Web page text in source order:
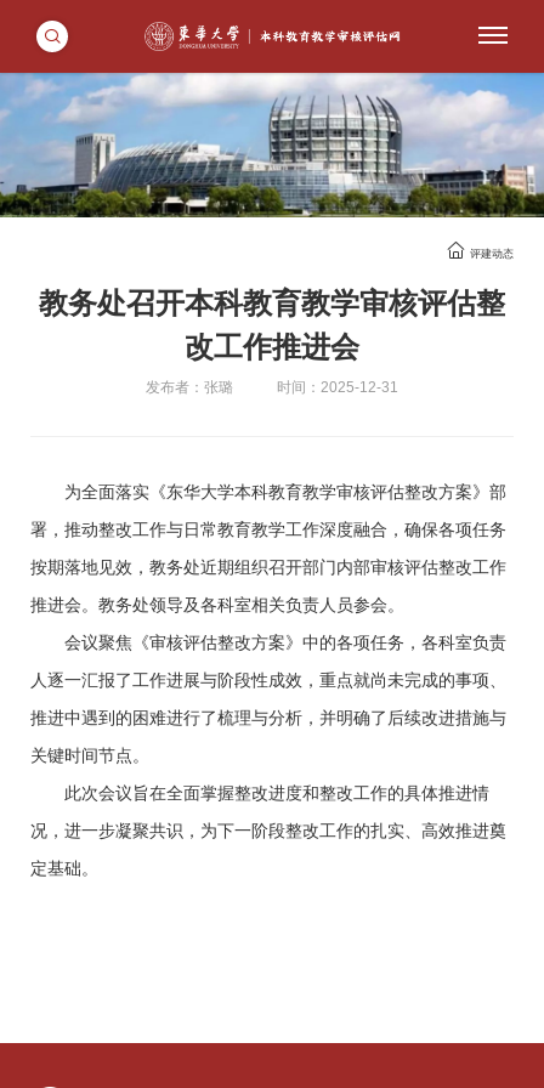
评建动态
教务处召开本科教育教学审核评估整
改工作推进会
发布者：张璐 时间：2025-12-31
为全面落实《东华大学本科教育教学审核评估整改方案》部
署，推动整改工作与日常教育教学工作深度融合，确保各项任务
按期落地见效，教务处近期组织召开部门内部审核评估整改工作
推进会。教务处领导及各科室相关负责人员参会。
会议聚焦《审核评估整改方案》中的各项任务，各科室负责
人逐一汇报了工作进展与阶段性成效，重点就尚未完成的事项、
推进中遇到的困难进行了梳理与分析，并明确了后续改进措施与
关键时间节点。
此次会议旨在全面掌握整改进度和整改工作的具体推进情
况，进一步凝聚共识，为下一阶段整改工作的扎实、高效推进奠
定基础。